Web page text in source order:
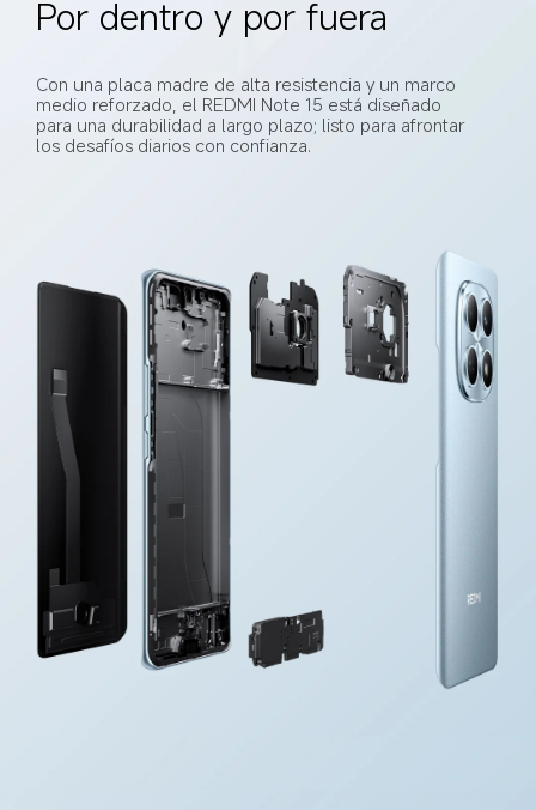
Por dentro y por fuera
Con una placa madre de alta resistencia y un marco
medio reforzado, el REDMI Note 15 está diseñado
para una durabilidad a largo plazo; listo para afrontar
los desafíos diarios con confianza.